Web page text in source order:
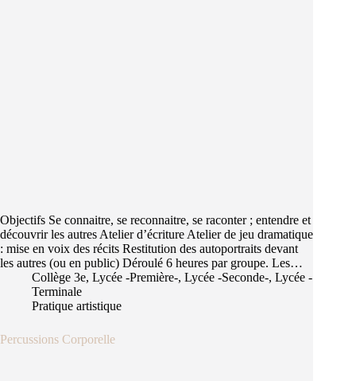
Objectifs Se connaitre, se reconnaitre, se raconter ; entendre et
découvrir les autres Atelier d’écriture Atelier de jeu dramatique
: mise en voix des récits Restitution des autoportraits devant
les autres (ou en public) Déroulé 6 heures par groupe. Les…
Collège 3e, Lycée -Première-, Lycée -Seconde-, Lycée -
Terminale
Pratique artistique
Percussions Corporelle